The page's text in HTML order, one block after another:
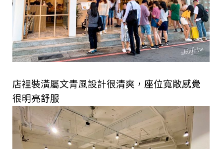
店裡裝潢屬文青風設計很清爽，座位寬敞感覺
很明亮舒服